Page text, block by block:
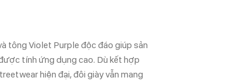
tông Violet Purple độc đáo giúp sản
tính ứng dụng cao. Dù kết hợp
hiện đại, đôi giày vẫn mang